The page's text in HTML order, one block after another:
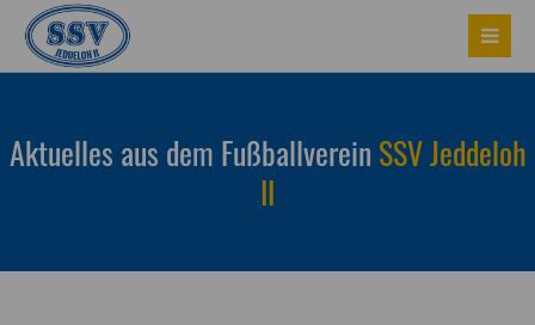
Aktuelles aus dem Fußballverein SSV Jeddeloh
II